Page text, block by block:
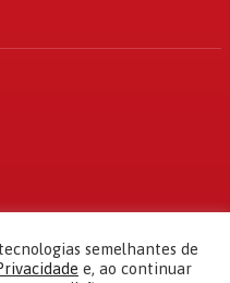
reservados
semelhantes de
e, ao continuar